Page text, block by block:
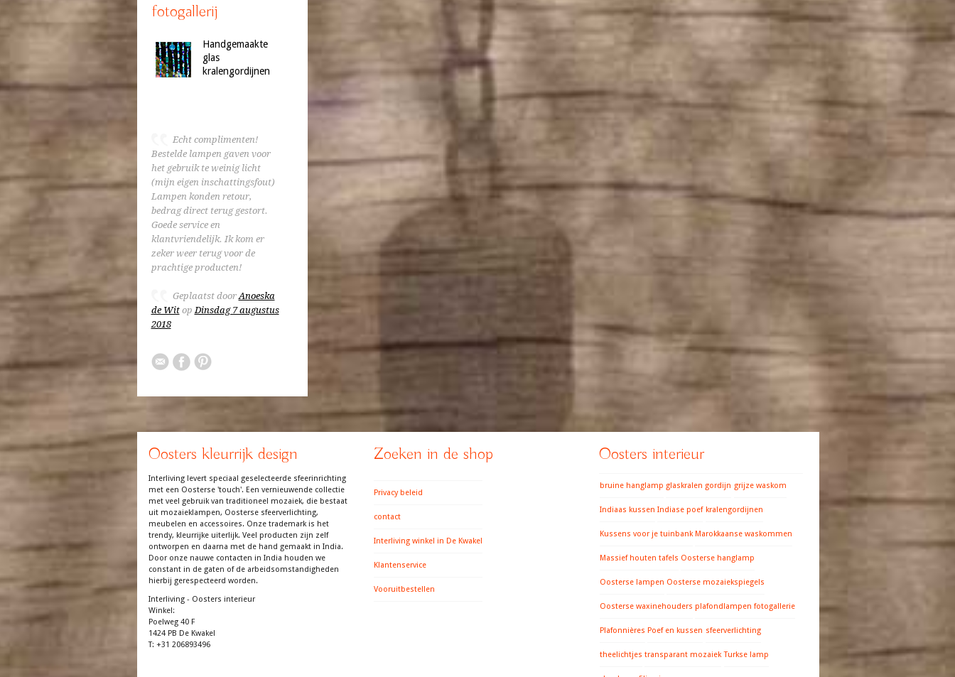
fotogallerij
Handgemaakte
glas
kralengordijnen
Echt complimenten!
Bestelde lampen gaven voor
het gebruik te weinig licht
(mijn eigen inschattingsfout)
Lampen konden retour,
bedrag direct terug gestort.
Goede service en
klantvriendelijk. Ik kom er
zeker weer terug voor de
prachtige producten!
Geplaatst doorAnoeska
de WitopDinsdag 7 augustus
2018
Oosters kleurrijk design
Interliving levert speciaal geselecteerde sfeerinrichting
met een Oosterse 'touch'. Een vernieuwende collectie
met veel gebruik van traditioneel mozaiek, die bestaat
uit mozaieklampen, Oosterse sfeerverlichting,
meubelen en accessoires. Onze trademark is het
trendy, kleurrijke uiterlijk. Veel producten zijn zelf
ontworpen en daarna met de hand gemaakt in India.
Door onze nauwe contacten in India houden we
constant in de gaten of de arbeidsomstandigheden
hierbij gerespecteerd worden.
Interliving - Oosters interieur
Winkel:
Poelweg 40 F
1424 PB De Kwakel
T: +31 206893496
Zoeken in de shop
Privacy beleid
contact
Interliving winkel in De Kwakel
Klantenservice
Vooruitbestellen
Oosters interieur
bruine hanglamp glaskralen gordijn grijze waskom
Indiaas kussen Indiase poef kralengordijnen
Kussens voor je tuinbank Marokkaanse waskommen
Massief houten tafels Oosterse hanglamp
Oosterse lampen Oosterse mozaiekspiegels
Oosterse waxinehouders plafondlampen fotogallerie
Plafonnières Poef en kussen sfeerverlichting
theelichtjes transparant mozaiek Turkse lamp